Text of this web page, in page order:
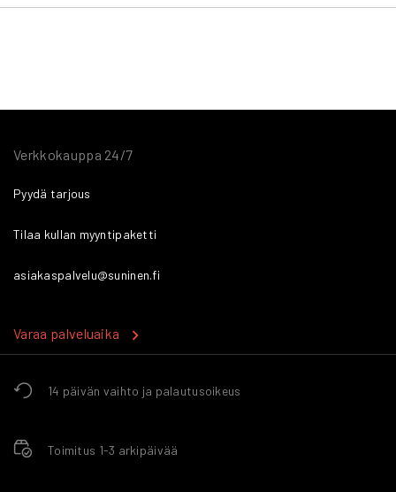
14 päivän vaihto ja palautusoikeus
Toimitus 1-3 arkipäivää
Verkkokauppa 24/7
Pyydä tarjous
Tilaa kullan myyntipaketti
asiakaspalvelu@suninen.fi
Varaa palveluaika